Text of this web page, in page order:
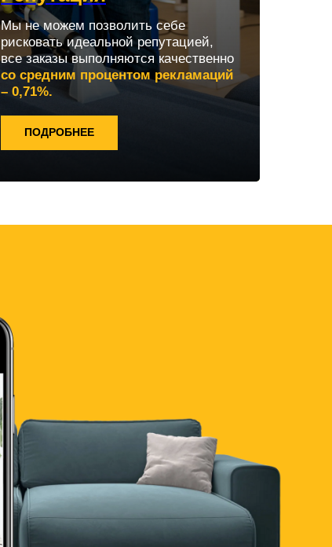
Мы не можем позволить себе
рисковать идеальной репутацией,
все заказы выполняются качественно
со средним процентом рекламаций
– 0,71%.
ПОДРОБНЕЕ